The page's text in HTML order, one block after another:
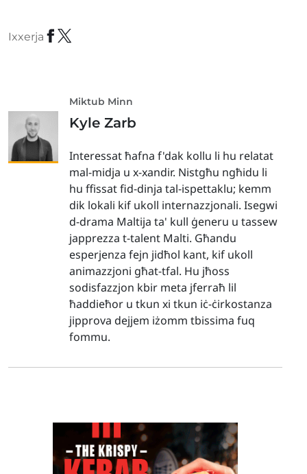
Ixxerja
Miktub Minn
Kyle Zarb
Interessat ħafna f'dak kollu li hu relatat
mal-midja u x-xandir. Nistgħu ngħidu li
hu ffissat fid-dinja tal-ispettaklu; kemm
dik lokali kif ukoll internazzjonali. Isegwi
d-drama Maltija ta' kull ġeneru u tassew
japprezza t-talent Malti. Għandu
esperjenza fejn jidħol kant, kif ukoll
animazzjoni għat-tfal. Hu jħoss
sodisfazzjon kbir meta jferraħ lil
ħaddieħor u tkun xi tkun iċ-ċirkostanza
jipprova dejjem iżomm tbissima fuq
fommu.